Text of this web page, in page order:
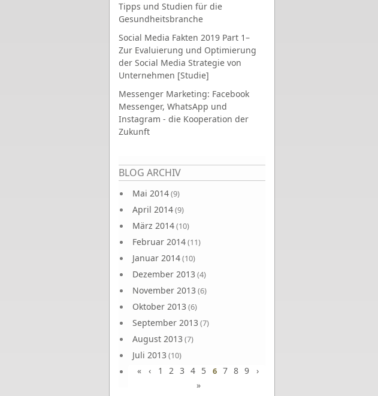
Tipps und Studien für die
Gesundheitsbranche
Social Media Fakten 2019 Part 1–
Zur Evaluierung und Optimierung
der Social Media Strategie von
Unternehmen [Studie]
Messenger Marketing: Facebook
Messenger, WhatsApp und
Instagram - die Kooperation der
Zukunft
BLOG ARCHIV
Mai 2014(9)
April 2014(9)
März 2014(10)
Februar 2014(11)
Januar 2014(10)
Dezember 2013 (4)
November 2013 (6)
Oktober 2013 (6)
September 2013 (7)
August 2013 (7)
Juli 2013 (10)
Juni 2013(10)
Seiten
« ‹ 1 2 3 4 5 6 7 8 9
›
»